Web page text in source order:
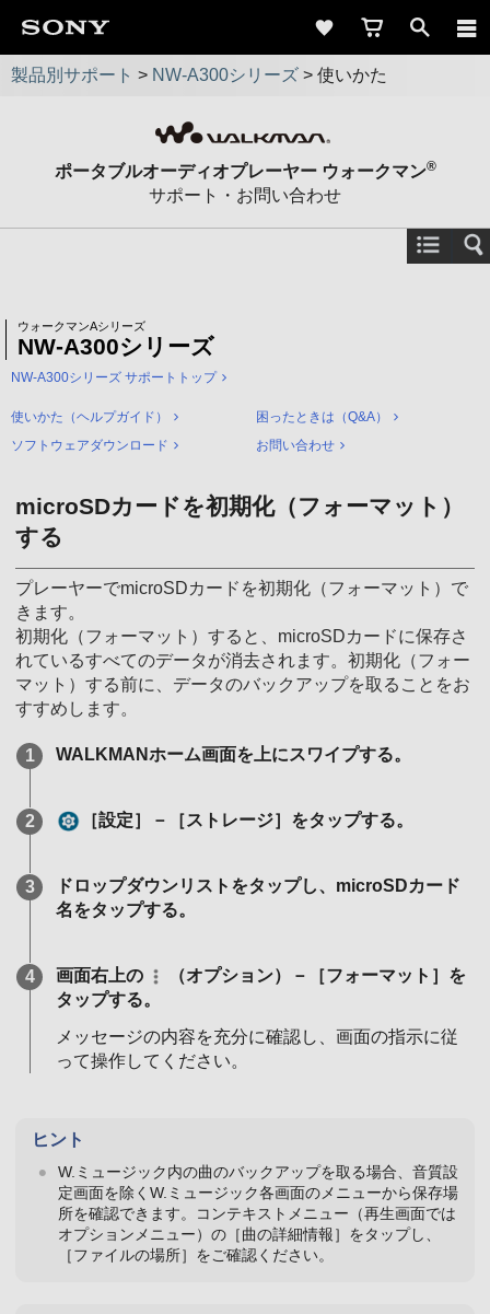
製品別サポート > NW-A300シリーズ > 使いかた
ポータブルオーディオプレーヤー ウォークマン®
サポート・お問い合わせ
ウォークマンAシリーズ
NW-A300シリーズ
NW-A300シリーズ サポートトップ
使いかた（ヘルプガイド）
困ったときは（Q&A）
ソフトウェアダウンロード
お問い合わせ
microSDカードを初期化（フォーマット）
する
プレーヤーでmicroSDカードを初期化（フォーマット）で
きます。
初期化（フォーマット）すると、microSDカードに保存さ
れているすべてのデータが消去されます。初期化（フォー
マット）する前に、データのバックアップを取ることをお
すすめします。
WALKMANホーム画面を上にスワイプする。
［設定］－［ストレージ］をタップする。
ドロップダウンリストをタップし、microSDカード
名をタップする。
画面右上の
（オプション）－［フォーマット］を
タップする。
メッセージの内容を充分に確認し、画面の指示に従
って操作してください。
ヒント
W.ミュージック内の曲のバックアップを取る場合、音質設
定画面を除くW.ミュージック各画面のメニューから保存場
所を確認できます。コンテキストメニュー（再生画面では
オプションメニュー）の［曲の詳細情報］をタップし、
［ファイルの場所］をご確認ください。